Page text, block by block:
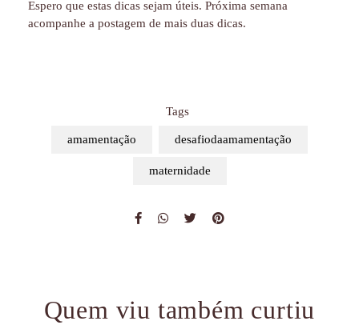
Espero que estas dicas sejam úteis. Próxima semana
acompanhe a postagem de mais duas dicas.
Tags
amamentação desafiodaamamentação
maternidade
Quem viu também curtiu